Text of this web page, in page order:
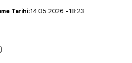
Tarihi:14.05.2026 - 18:23